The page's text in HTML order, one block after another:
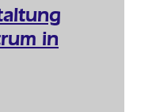
in